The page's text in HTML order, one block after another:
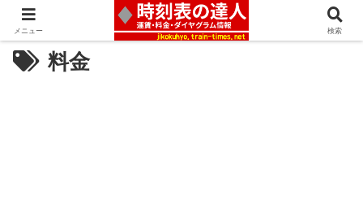
料金
メニュー 検索